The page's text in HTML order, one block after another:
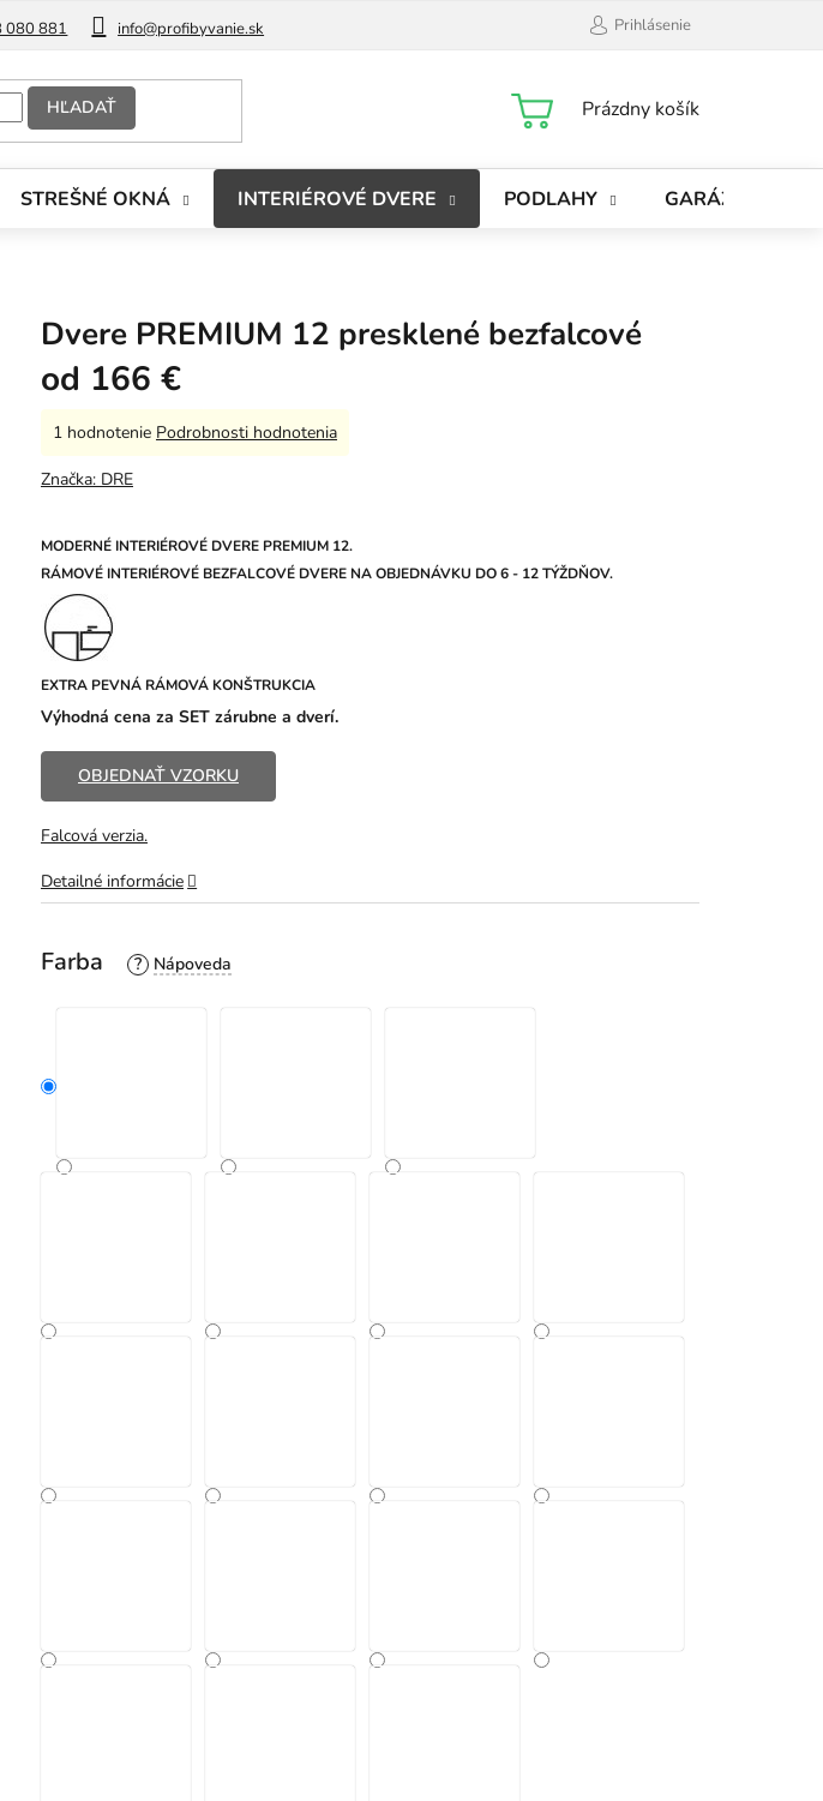
080 881 info@profibyvanie.sk Prihlásenie
HĽADAŤ
NÁKUPNÝ
Prázdny košík
STREŠNÉ OKNÁ INTERIÉROVÉ DVERE PODLAHY GARÁŽOVÉ
Dvere PREMIUM 12 presklené bezfalcové
od 166 €
Farba ?
MODERNÉ INTERIÉROVÉ DVERE PREMIUM 12.
RÁMOVÉ INTERIÉROVÉ BEZFALCOVÉ DVERE NA OBJEDNÁVKU DO 6 - 12 TÝŽDŇOV.
EXTRA PEVNÁ RÁMOVÁ KONŠTRUKCIA
Výhodná cena za SET zárubne a dverí.
OBJEDNAŤ VZORKU
Falcová verzia.
Detailné informácie
Priemerné
produktu
z
5
hviezdičiek.
1 hodnotenie Podrobnosti hodnotenia
Značka: DRE